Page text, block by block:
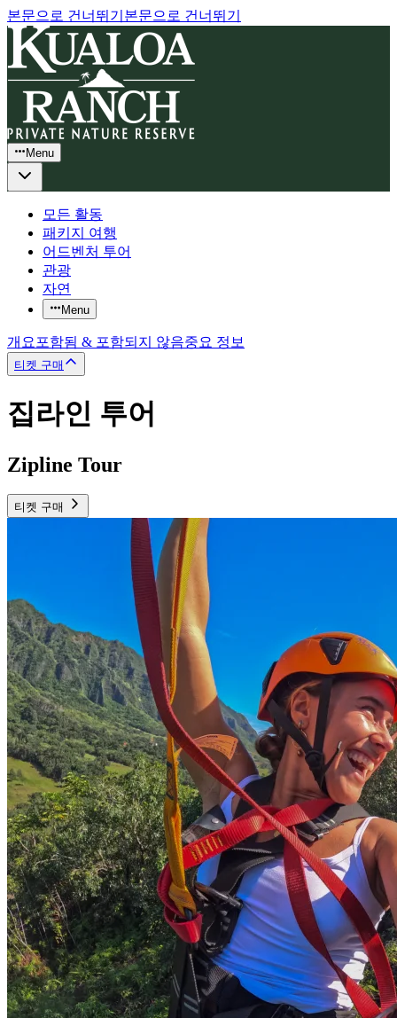
본문으로 건너뛰기 본문으로 건너뛰기
Menu
모든 활동
패키지 여행
어드벤처 투어
관광
자연
Menu
개요 포함됨 & 포함되지 않음중요 정보
티켓 구매
집라인 투어
Zipline Tour
티켓 구매